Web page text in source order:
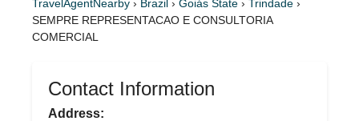
TravelAgentNearby › Brazil › Goiás State › Trindade ›
SEMPRE REPRESENTACAO E CONSULTORIA
COMERCIAL
Contact Information
Address: